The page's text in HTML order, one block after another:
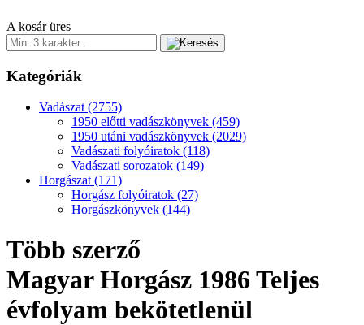
A kosár üres
Kategóriák
Vadászat(2755)
1950 előtti vadászkönyvek (459)
1950 utáni vadászkönyvek (2029)
Vadászati folyóiratok (118)
Vadászati sorozatok (149)
Horgászat(171)
Horgász folyóiratok (27)
Horgászkönyvek (144)
Több szerző
Magyar Horgász 1986 Teljes
évfolyam bekötetlenül